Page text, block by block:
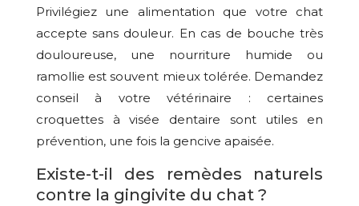
Privilégiez une alimentation que votre chat
accepte sans douleur. En cas de bouche très
douloureuse, une nourriture humide ou
ramollie est souvent mieux tolérée. Demandez
conseil à votre vétérinaire : certaines
croquettes à visée dentaire sont utiles en
prévention, une fois la gencive apaisée.
Existe-t-il des remèdes naturels
contre la gingivite du chat ?